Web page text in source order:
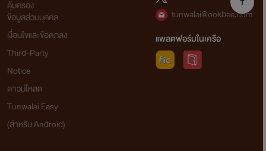
คุ้มครอง
ข้อมูลส่วนบุคคล
เงื่อนไขและข้อตกลง
Third-Party
Notice
ดาวน์โหลด
Tunwalai Easy
(สำหรับ Android)
tunwalai@ookbee.com
แพลตฟอร์มในเครือ